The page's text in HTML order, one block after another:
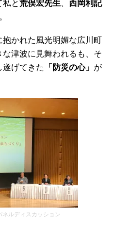
と荒俣宏先生、 西岡利記
かれた風光明媚な広川町
津波に見舞われるも、そ
げてきた
「防災の心」 が
ネルディスカッション